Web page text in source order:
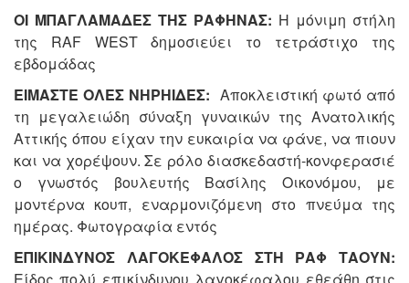
ΟΙ ΜΠΑΓΛΑΜΑΔΕΣ ΤΗΣ ΡΑΦΗΝΑΣ: Η μόνιμη στήλη
της RAF WEST δημοσιεύει το τετράστιχο της
εβδομάδας
ΕΙΜΑΣΤΕ ΟΛΕΣ ΝΗΡΗΙΔΕΣ: Αποκλειστική φωτό από
τη μεγαλειώδη σύναξη γυναικών της Ανατολικής
Αττικής όπου είχαν την ευκαιρία να φάνε, να πιουν
και να χορέψουν. Σε ρόλο διασκεδαστή-κονφερασιέ
ο γνωστός βουλευτής Βασίλης Οικονόμου, με
μοντέρνα κουπ, εναρμονιζόμενη στο πνεύμα της
ημέρας. Φωτογραφία εντός
ΕΠΙΚΙΝΔΥΝΟΣ ΛΑΓΟΚΕΦΑΛΟΣ ΣΤΗ ΡΑΦ ΤΑΟΥΝ:
Είδος πολύ επικίνδυνου λαγοκέφαλου εθεάθη στις